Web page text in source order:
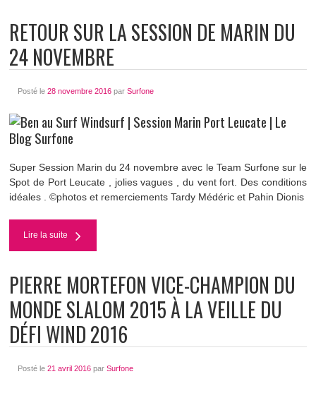
RETOUR SUR LA SESSION DE MARIN DU
24 NOVEMBRE
Posté le 28 novembre 2016par Surfone
Super Session Marin du 24 novembre avec le Team Surfone sur le
Spot de Port Leucate , jolies vagues , du vent fort. Des conditions
idéales . ©photos et remerciements Tardy Médéric et Pahin Dionis
Lire la suite
PIERRE MORTEFON VICE-CHAMPION DU
MONDE SLALOM 2015 À LA VEILLE DU
DÉFI WIND 2016
Posté le 21 avril 2016par Surfone